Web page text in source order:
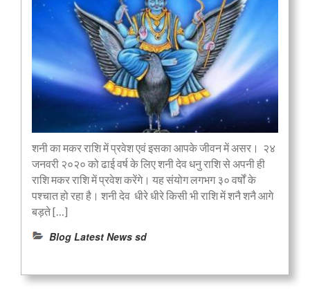
शनी का मकर राशि में प्रवेश एवं इसका आपके जीवन में असर। २४
जनवरी २०२० को ढाई वर्ष के लिए शनी देव धनु राशि से अपनी ही
राशि मकर राशि में प्रवेश करेंगे। यह संयोग लगभग ३० वर्षों के
पश्चात हो रहा है। शनी देव धीरे धीरे किसी भी राशि में शनै शनै आगे
बड़ते […]
Blog Latest News sd